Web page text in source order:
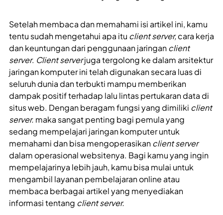
Setelah membaca dan memahami isi artikel ini, kamu
tentu sudah mengetahui apa itu client server,cara kerja
dan keuntungan dari penggunaan jaringanclient
server. Client serverjuga tergolong ke dalam arsitektur
jaringan komputer ini telah digunakan secara luas di
seluruh dunia dan terbukti mampu memberikan
dampak positif terhadap lalu lintas pertukaran data di
situs web. Dengan beragam fungsi yang dimiliki client
server. maka sangat penting bagi pemula yang
sedang mempelajari jaringan komputer untuk
memahami dan bisa mengoperasikanclient server
dalam operasional websitenya. Bagi kamu yang ingin
mempelajarinya lebih jauh, kamu bisa mulai untuk
mengambil layanan pembelajaran online atau
membaca berbagai artikel yang menyediakan
informasi tentang client server.